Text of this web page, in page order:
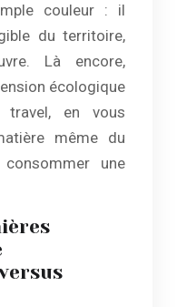
couleur : il
du territoire,
Là encore,
écologique
en vous
même du
une